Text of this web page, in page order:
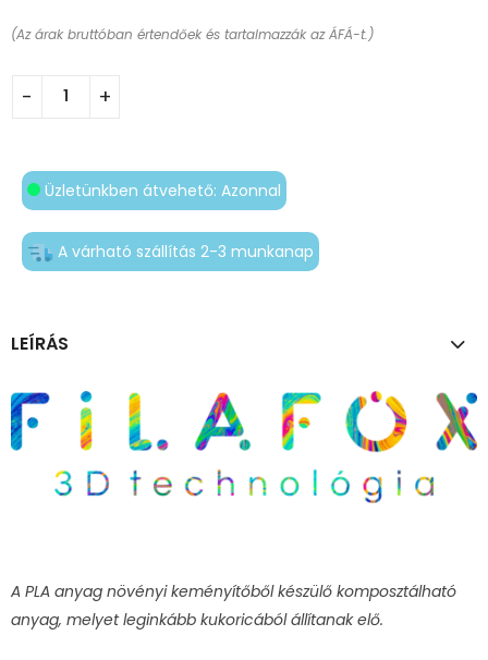
(Az árak bruttóban értendőek és tartalmazzák az ÁFÁ-t.)
Üzletünkben átvehető: Azonnal
A várható szállítás 2-3 munkanap
LEÍRÁS
A PLA anyag növényi keményítőből készülő komposztálható
anyag, melyet leginkább kukoricából állítanak elő.